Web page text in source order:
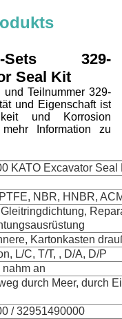
Sets 329-
Seal Kit
und Teilnummer 329-
und Eigenschaft ist
und Korrosion
Information zu
KATO Excavator Seal
NBR, HNBR,
Kartonkasten
L/C, T/T, , D/A, D/P
nahm an
durch Meer, durch
/ 32951490000